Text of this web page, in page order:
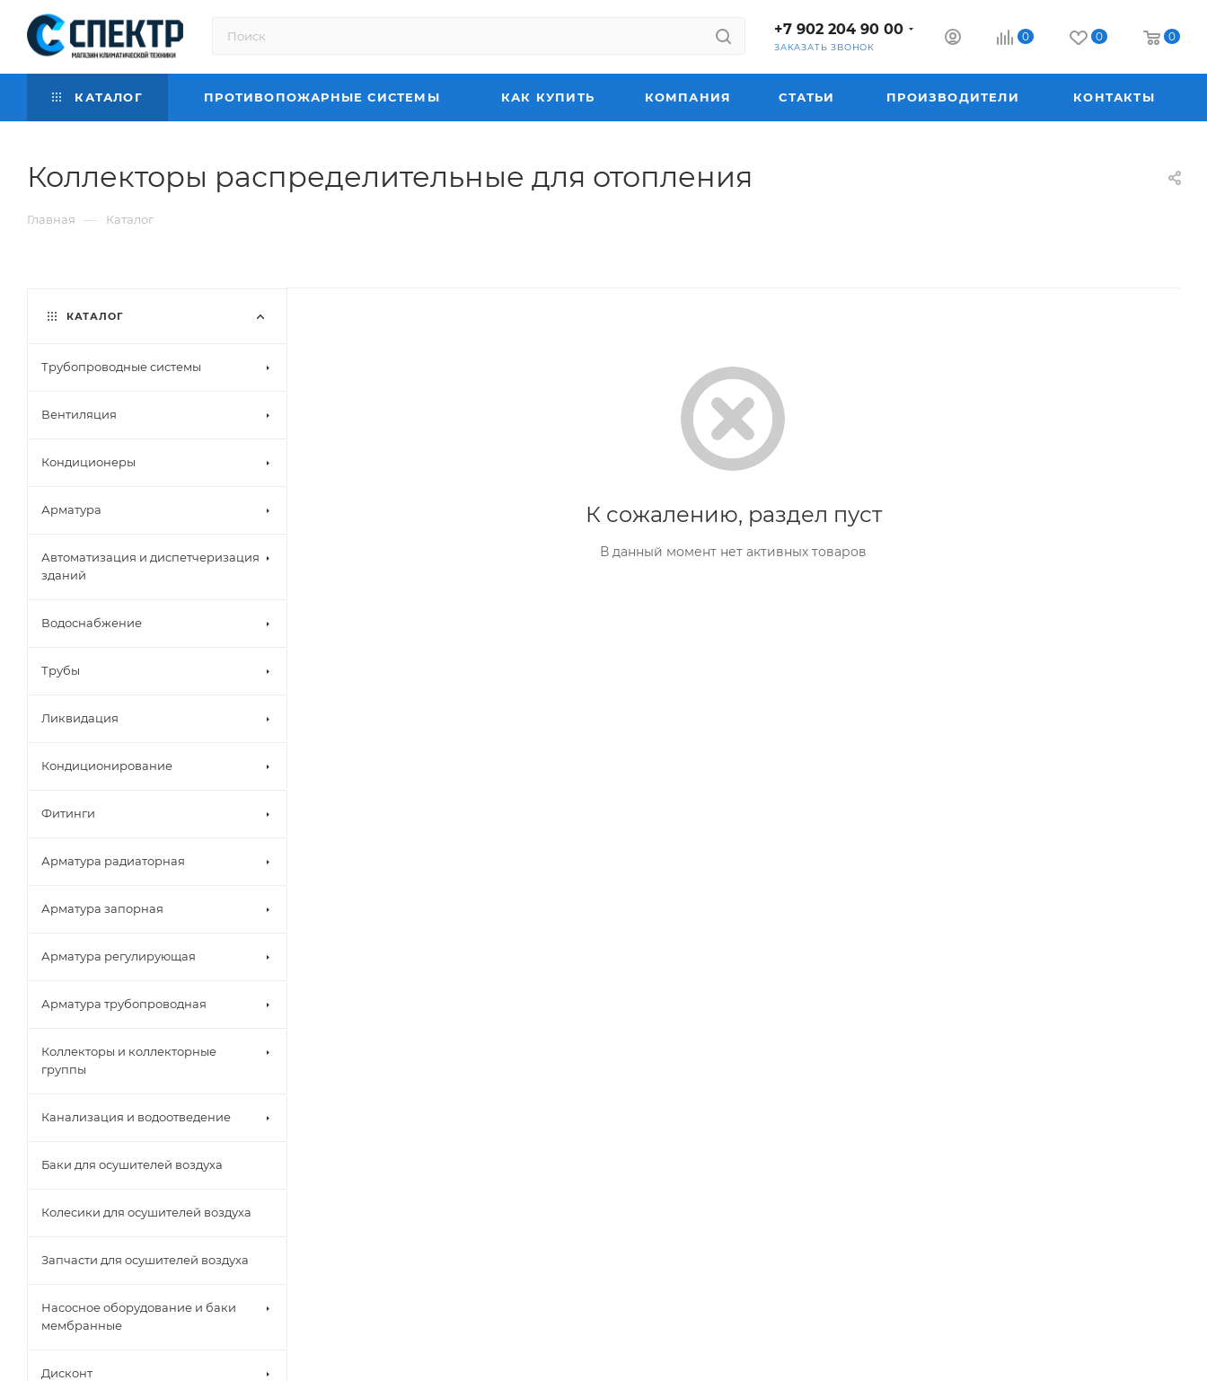
+7 902 204 90 00
ЗАКАЗАТЬ ЗВОНОК
0 0 0
КАТАЛОГ ПРОТИВОПОЖАРНЫЕ СИСТЕМЫ КАК КУПИТЬ КОМПАНИЯ СТАТЬИ ПРОИЗВОДИТЕЛИ КОНТАКТЫ
Коллекторы распределительные для отопления
Главная — Каталог
К сожалению, раздел пуст
В данный момент нет активных товаров
КАТАЛОГ
Трубопроводные системы
Вентиляция
Кондиционеры
Арматура
Автоматизация и диспетчеризация
зданий
Водоснабжение
Трубы
Ликвидация
Кондиционирование
Фитинги
Арматура радиаторная
Арматура запорная
Арматура регулирующая
Арматура трубопроводная
Коллекторы и коллекторные
группы
Канализация и водоотведение
Баки для осушителей воздуха
Колесики для осушителей воздуха
Запчасти для осушителей воздуха
Насосное оборудование и баки
мембранные
Дисконт